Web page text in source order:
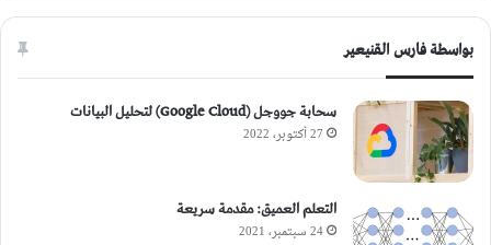
بواسطة فارس القنيعير
سحابة جووجل (Google Cloud) لتحليل البيانات
27 أكتوبر، 2022
التعلم العميق: مقدمة سريعة
24 سبتمبر، 2021